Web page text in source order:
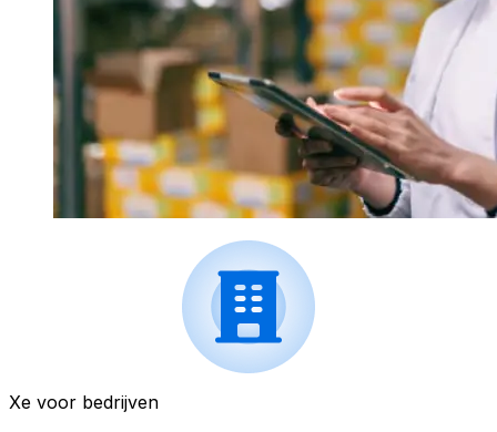
Xe voor bedrijven